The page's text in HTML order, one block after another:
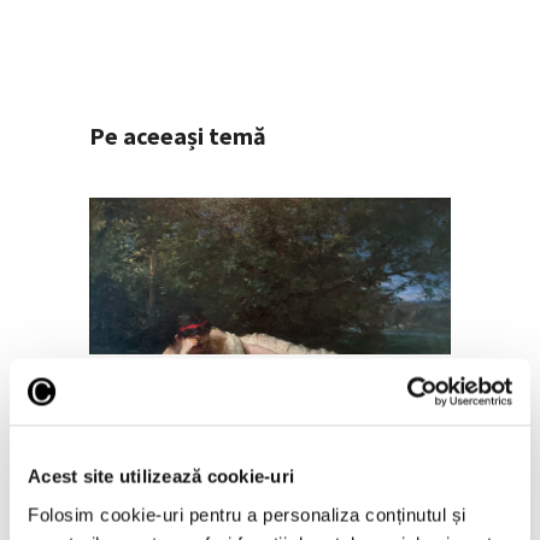
Acest site utilizează cookie-uri
Folosim cookie-uri pentru a personaliza conținutul și
Pe aceeași temă
Peisaje de Marie Bracquemond și
decenii
7 August 2026